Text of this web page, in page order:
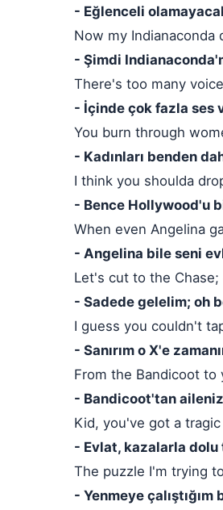
- Eğlenceli
Now my Indianaconda
- Şimdi
There's too many
- İçinde çok fazla ses
You burn through
- Kadınları benden
I think you shoulda
- Bence Hollywood'u
When even Angelina
- Angelina bile seni
Let's cut to the
- Sadede gelelim; oh
I guess you couldn't
- Sanırım o X'e
From the Bandicoot to
- Bandicoot'tan
Kid, you've got a
- Evlat, kazalarla
The puzzle I'm trying
- Yenmeye çalıştığım